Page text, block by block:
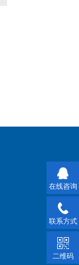
在线咨询
联系方式
二维码